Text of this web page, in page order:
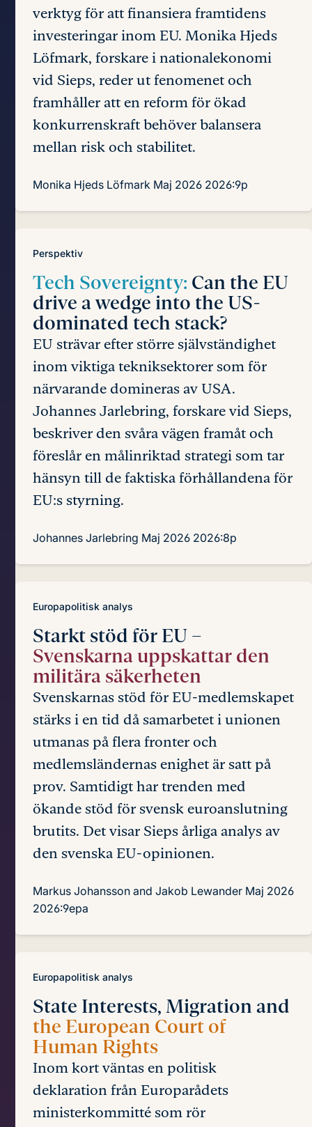
verktyg för att finansiera framtidens
investeringar inom EU. Monika Hjeds
Löfmark, forskare i nationalekonomi
vid Sieps, reder ut fenomenet och
framhåller att en reform för ökad
konkurrenskraft behöver balansera
mellan risk och stabilitet.
Monika Hjeds Löfmark Maj 2026 2026:9p
Perspektiv
Tech Sovereignty: Can the EU
drive a wedge into the US-
dominated tech stack?
EU strävar efter större självständighet
inom viktiga tekniksektorer som för
närvarande domineras av USA.
Johannes Jarlebring, forskare vid Sieps,
beskriver den svåra vägen framåt och
föreslår en målinriktad strategi som tar
hänsyn till de faktiska förhållandena för
EU:s styrning.
Johannes Jarlebring Maj 2026 2026:8p
Europapolitisk analys
Starkt stöd för EU –
Svenskarna uppskattar den
militära säkerheten
Svenskarnas stöd för EU-medlemskapet
stärks i en tid då samarbetet i unionen
utmanas på flera fronter och
medlemsländernas enighet är satt på
prov. Samtidigt har trenden med
ökande stöd för svensk euroanslutning
brutits. Det visar Sieps årliga analys av
den svenska EU-opinionen.
Markus Johansson and Jakob Lewander Maj 2026
2026:9epa
Europapolitisk analys
State Interests, Migration and
the European Court of
Human Rights
Inom kort väntas en politisk
deklaration från Europarådets
ministerkommitté som rör